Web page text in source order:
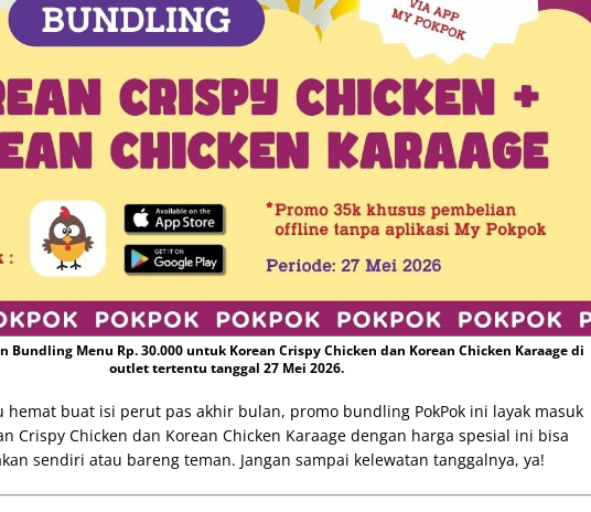
Bundling Menu Rp. 30.000 untuk Korean Crispy Chicken dan Korean Chicken Karaage di
outlet tertentu tanggal 27 Mei 2026.
hemat buat isi perut pas akhir bulan, promo bundling PokPok ini layak masuk
Crispy Chicken dan Korean Chicken Karaage dengan harga spesial ini bisa
sendiri atau bareng teman. Jangan sampai kelewatan tanggalnya, ya!